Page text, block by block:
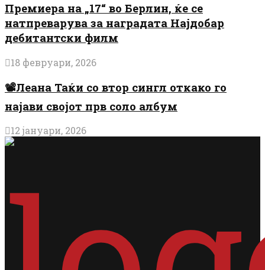
Премиера на „17“ во Берлин, ќе се
натпреварува за наградата Најдобар
дебитантски филм
18 февруари, 2026
📽️Леана Таќи со втор сингл откако го
најави својот прв соло албум
12 јануари, 2026